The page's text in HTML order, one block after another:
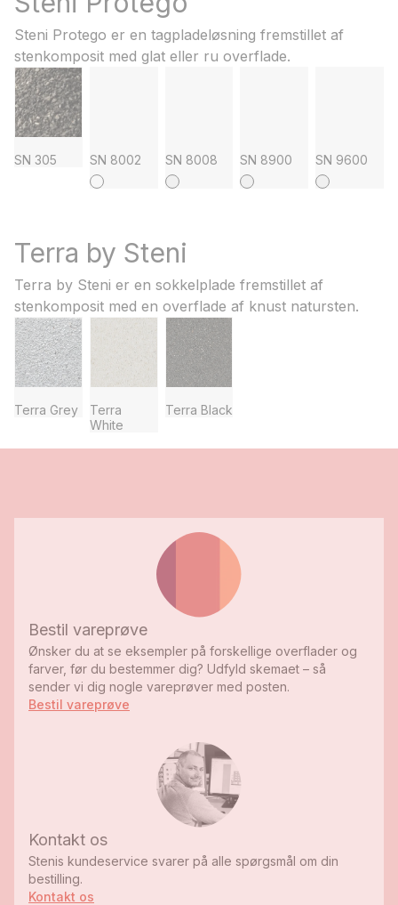
Steni Protego er en tagpladeløsning fremstillet af
stenkomposit med glat eller ru overflade.
SN 305 SN 8002 SN 8008 SN 8900 SN 9600
Terra by Steni
Terra by Steni er en sokkelplade fremstillet af
stenkomposit med en overflade af knust natursten.
Terra Grey
Terra
White
Terra Black
Bestil vareprøve
Ønsker du at se eksempler på forskellige overflader og
farver, før du bestemmer dig? Udfyld skemaet – så
sender vi dig nogle vareprøver med posten.
Bestil vareprøve
Kontakt os
Stenis kundeservice svarer på alle spørgsmål om din
bestilling.
Kontakt os